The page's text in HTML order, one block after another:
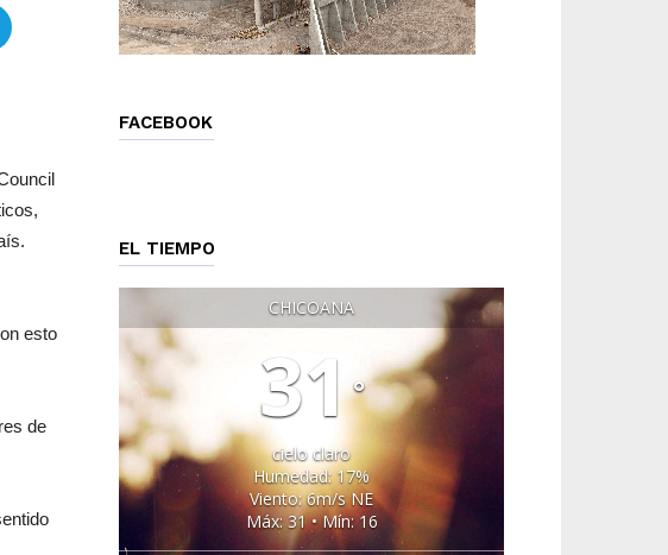
esto
de
FACEBOOK
EL TIEMPO
CHICOANA
31°
cielo claro
Humedad: 17%
Viento: 6m/s NE
Máx: 31 • Mín: 16